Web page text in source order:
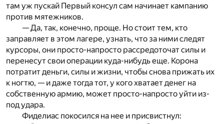
там уж пускай Первый консул сам начинает кампанию
против мятежников.
— Да, так, конечно, проще. Но стоит тем, кто
заправляет в этом лагере, узнать, что за ними следят
курсоры, они про­с­то-напросто рассредоточат силы и
перенесут свои операции­ куда-нибудь еще. Корона
потратит деньги, силы и жизни, чтобы снова прижать их
к ногтю, — и даже тогда тот, у кого хватает денег на
собственную армию, может просто-напрос­то уйти из-
под удара.
Фиделиас покосился на нее и присвистнул: